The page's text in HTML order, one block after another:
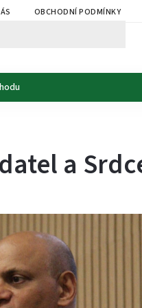
OBCHODNÍ PODMÍNKY
a